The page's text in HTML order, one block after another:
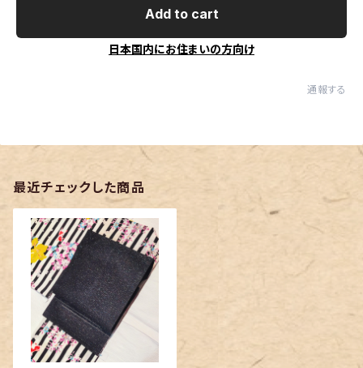
Add to cart
日本国内にお住まいの方向け
通報する
最近チェックした商品